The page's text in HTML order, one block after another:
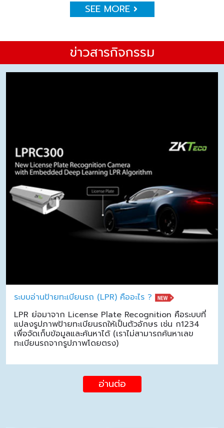
SEE MORE
ข่าวสารกิจกรรม
ระบบอ่านป้ายทะเบียนรถ (LPR) คืออะไร ?
LPR ย่อมาจาก License Plate Recognition คือระบบที่
แปลงรูปภาพป้ายทะเบียนรถให้เป็นตัวอักษร เช่น ก1234
เพื่อจัดเก็บข้อมูลและค้นหาได้ (เราไม่สามารถค้นหาเลข
ทะเบียนรถจากรูปภาพโดยตรง)
อ่านต่อ